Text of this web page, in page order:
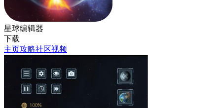
星球编辑器
下载
主页攻略社区视频